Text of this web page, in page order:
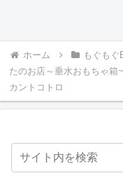
ホーム もぐもぐ
たのお店～垂水おもちゃ
カントコトロ